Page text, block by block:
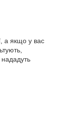
а якщо у вас